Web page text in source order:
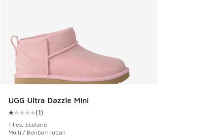
UGG Ultra Dazzle Mini
Cote moyenne du client - [1 sur 5 étoiles], 1 commentaires
(1)
Filles, Scolaire
Multi / Bonbon ruban